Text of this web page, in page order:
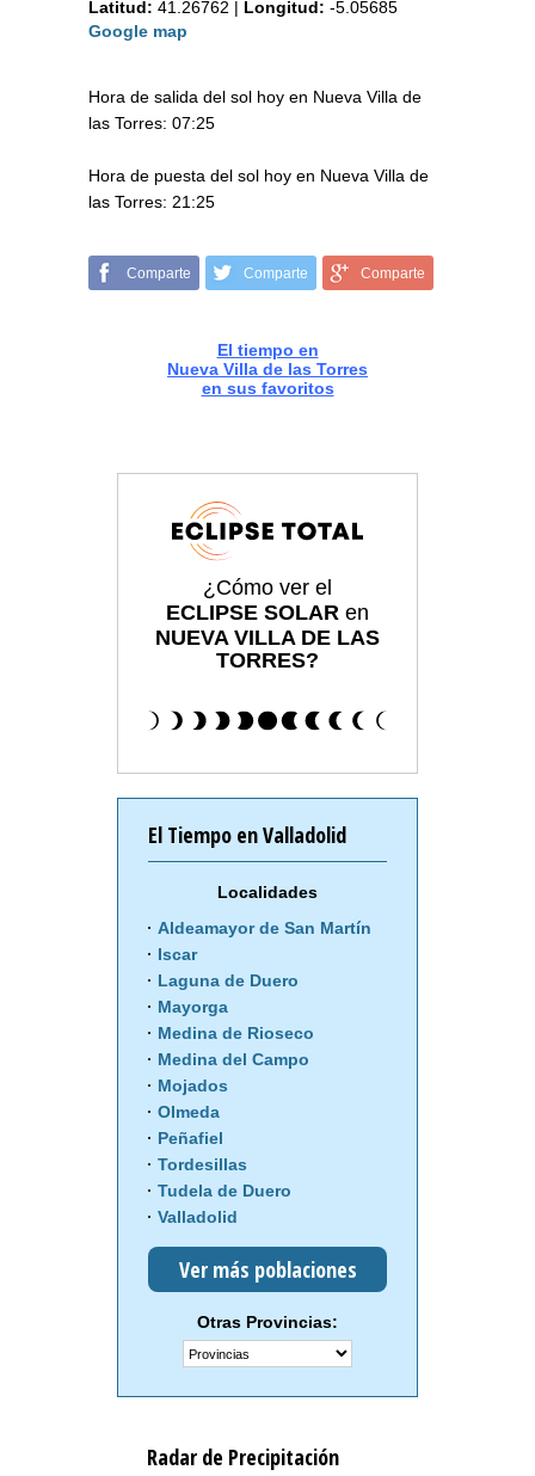
Latitud: 41.26762 | Longitud: -5.05685
Google map
Hora de salida del sol hoy en Nueva Villa de
las Torres: 07:25
Hora de puesta del sol hoy en Nueva Villa de
las Torres: 21:25
Comparte Comparte Comparte
El tiempo en
Nueva Villa de las Torres
en sus favoritos
¿Cómo ver el
ECLIPSE SOLAR en
NUEVA VILLA DE LAS
TORRES?
El Tiempo en Valladolid
Localidades
Aldeamayor de San Martín
Iscar
Laguna de Duero
Mayorga
Medina de Rioseco
Medina del Campo
Mojados
Olmeda
Peñafiel
Tordesillas
Tudela de Duero
Valladolid
Ver más poblaciones
Otras Provincias:
Radar de Precipitación